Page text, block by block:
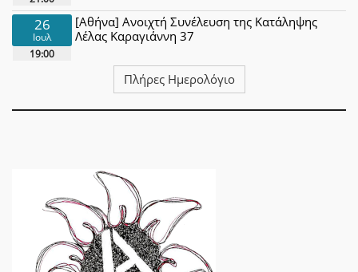
26
Ιουλ
19:00
[Αθήνα] Ανοιχτή Συνέλευση της Κατάληψης
Λέλας Καραγιάννη 37
Πλήρες Ημερολόγιο